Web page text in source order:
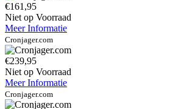
€161,95
Niet op Voorraad
Meer Informatie
Cronjager.com
€239,95
Niet op Voorraad
Meer Informatie
Cronjager.com